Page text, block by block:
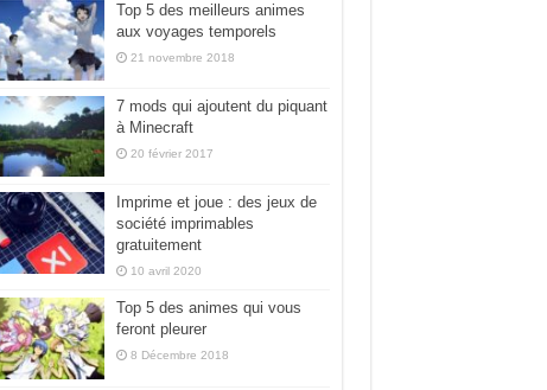
Top 5 des meilleurs animes
aux voyages temporels
21 novembre 2018
7 mods qui ajoutent du piquant
à Minecraft
20 février 2017
Imprime et joue : des jeux de
société imprimables
gratuitement
10 avril 2020
Top 5 des animes qui vous
feront pleurer
8 Décembre 2018